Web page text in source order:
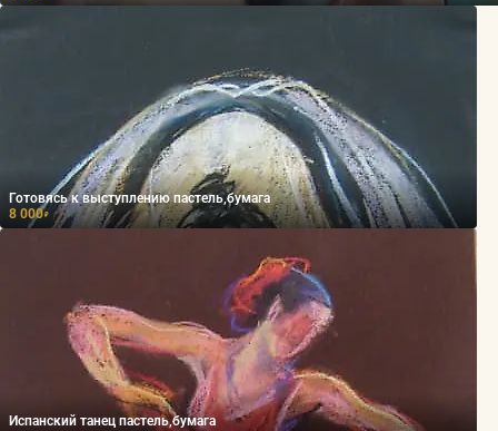
Готовясь к выступлению пастель,бумага
8 000₽
Испанский танец пастель,бумага